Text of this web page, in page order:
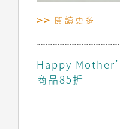
閱讀更多
Happy
商品85折